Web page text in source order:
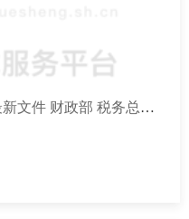
国家税务总局甘肃省税务局 最新文件 财政部 税务总局关于保险保障基金有关税收政策的通知